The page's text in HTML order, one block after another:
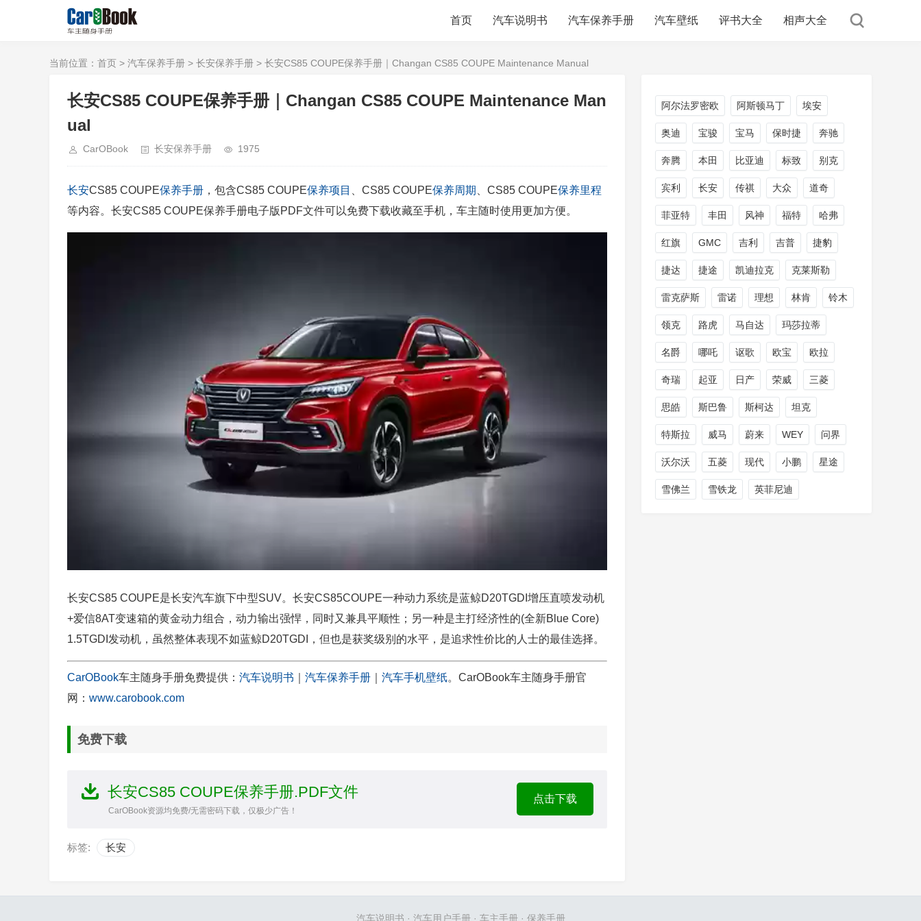
首页 汽车说明书 汽车保养手册 汽车壁纸 评书大全 相声大全
当前位置： 首页 > 汽车保养手册 > 长安保养手册 > 长安CS85 COUPE保养手册｜Changan CS85 COUPE Maintenance Manual
长安CS85 COUPE保养手册｜Changan CS85 COUPE Maintenance Man
ual
CarOBook 长安保养手册 1975
长安CS85 COUPE保养手册 ，包含CS85 COUPE保养项目 、CS85 COUPE保养周期 、CS85 COUPE保养里程
等内容。长安CS85 COUPE保养手册电子版PDF文件可以免费下载收藏至手机，车主随时使用更加方便。
长安CS85 COUPE是长安汽车旗下中型SUV。长安CS85COUPE一种动力系统是蓝鲸D20TGDI增压直喷发动机
+爱信8AT变速箱的黄金动力组合，动力输出强悍，同时又兼具平顺性；另一种是主打经济性的(全新Blue Core)
1.5TGDI发动机，虽然整体表现不如蓝鲸D20TGDI，但也是获奖级别的水平，是追求性价比的人士的最佳选择。
CarOBook车主随身手册免费提供： 汽车说明书 汽车保养手册 汽车手机壁纸。CarOBook车主随身手册官
网： www.carobook.com
免费下载
长安CS85 COUPE保养手册.PDF文件
CarOBook资源均免费/无需密码下载，仅极少广告！
点击下载
标签: 长安
阿尔法罗密欧 阿斯顿马丁 埃安
奥迪 宝骏 宝马 保时捷 奔驰
奔腾 本田 比亚迪 标致 别克
宾利 长安 传祺 大众 道奇
菲亚特 丰田 风神 福特 哈弗
红旗 GMC 吉利 吉普 捷豹
捷达 捷途 凯迪拉克 克莱斯勒
雷克萨斯 雷诺 理想 林肯 铃木
领克 路虎 马自达 玛莎拉蒂
名爵 哪吒 讴歌 欧宝 欧拉
奇瑞 起亚 日产 荣威 三菱
思皓 斯巴鲁 斯柯达 坦克
特斯拉 威马 蔚来 WEY 问界
沃尔沃 五菱 现代 小鹏 星途
雪佛兰 雪铁龙 英菲尼迪
汽车说明书 · 汽车用户手册· 车主手册· 保养手册